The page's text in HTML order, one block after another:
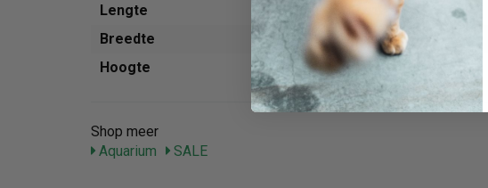
Lengte
70 cm
Breedte
70 cm
Hoogte
73 cm
Shop meer
Aquarium
SALE